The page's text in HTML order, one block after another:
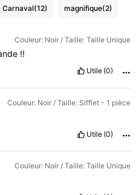
Carnaval(12) magnifique(2)
Couleur: Noir / Taille: Taille Unique
!!
Utile (0)
Couleur: Noir / Taille: Sifflet - 1 pièce
Utile (0)
Couleur: Noir / Taille: Taille Unique